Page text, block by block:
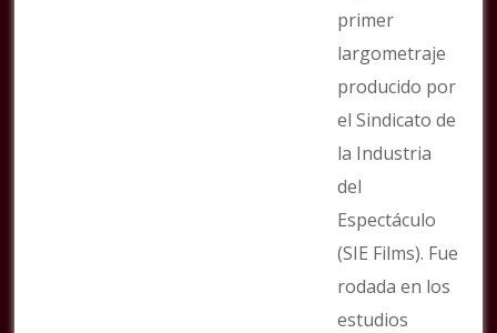
primer
largometraje
producido por
el Sindicato de
la Industria
del
Espectáculo
(SIE Films). Fue
rodada en los
estudios